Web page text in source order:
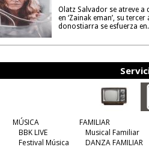
Olatz Salvador se atreve
en ‘Zainak eman’, su
donostiarra se esfuerza
MÚSICA
BBK LIVE
Festival Música
FAMILIAR
Musical Familiar
DANZA FAMILIAR